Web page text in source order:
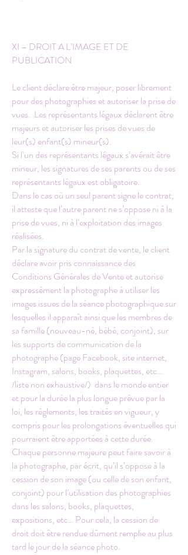
XI – DROIT A L’IMAGE ET DE
PUBLICATION
Le client déclare être majeur, poser librement
pour des photographies et autoriser la prise de
vues. Les représentants légaux déclarent être
majeurs et autoriser les prises de vues de
leur(s) enfant(s) mineur(s).
Si l’un des représentants légaux s’avérait être
mineur, les signatures de ses parents ou de ses
représentants légaux est obligatoire.
Dans le cas où un seul parent signe le contrat,
il atteste que l’autre parent ne s’oppose ni à la
prise de vues, ni à l’exploitation des images
réalisées.
Par la signature du contrat de vente, le client
déclare avoir pris connaissance des
Conditions Générales de Vente et autorise
expressément la photographe à utiliser les
images issues de la séance photographique sur
lesquelles il apparaît ainsi que les membres de
sa famille (nouveau-né, bébé, conjoint), sur
les supports de communication de la
photographe (page Facebook, site internet,
Instagram, salons, books, plaquettes, etc…
/liste non exhaustive/) dans le monde entier
et pour la durée la plus longue prévue par la
loi, les règlements, les traités en vigueur, y
compris pour les prolongations éventuelles qui
pourraient être apportées à cette durée.
Chaque personne majeure peut faire savoir à
la photographe, par écrit, qu’il s’oppose à la
cession de son image (ou celle de son enfant,
conjoint) pour l’utilisation des photographies
dans les salons, books, plaquettes,
expositions, etc… Pour cela, la cession de
droit doit être rendue dûment remplie au plus
tard le jour de la séance photo.